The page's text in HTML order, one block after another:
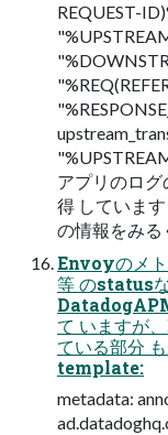
REQUEST-
アプリのログ
得 しています
の情報をみる
Envoyのメ
等 のstatus
て いますが
ている部分
template:
metadata: